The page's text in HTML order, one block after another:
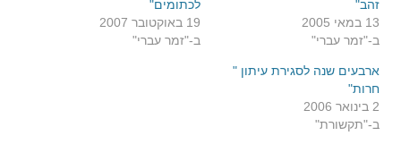
זהב"
13 במאי 2005
ב-"זמר עברי"
לכתומים"
19 באוקטובר 2007
ב-"זמר עברי"
ארבעים שנה לסגירת עיתון "
חרות"
2 בינואר 2006
ב-"תקשורת"